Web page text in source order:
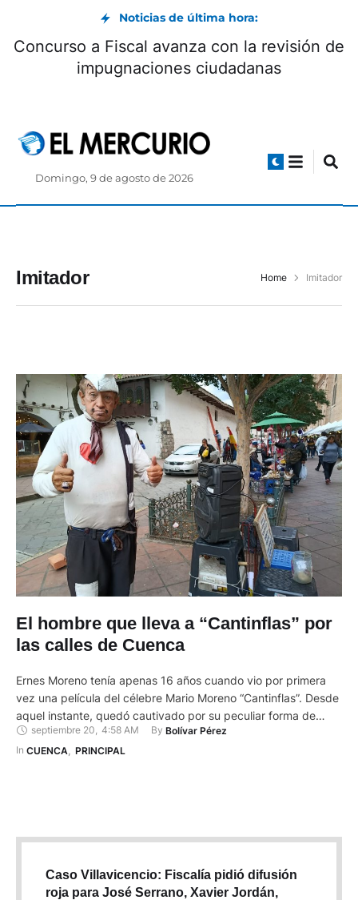
Noticias de última hora:
Concurso a Fiscal avanza con la revisión de
impugnaciones ciudadanas
Domingo, 9 de agosto de 2026
Imitador Home Imitador
El hombre que lleva a “Cantinflas” por
las calles de Cuenca
Ernes Moreno tenía apenas 16 años cuando vio por primera
vez una película del célebre Mario Moreno “Cantinflas”. Desde
aquel instante, quedó cautivado por su peculiar forma de
hablar, su estilo de bailar y esa vestimenta inconfundible con
buzos y pantalones remendados que daban vida al
septiembre 20, 4:58 AM By Bolívar Pérez
In CUENCA PRINCIPAL
Caso Villavicencio: Fiscalía pidió difusión
roja para José Serrano, Xavier Jordán,